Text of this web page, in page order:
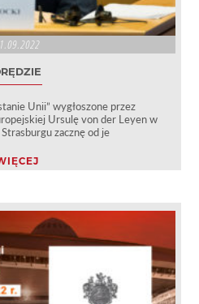
Unii” wygłoszone przez
Ursulę von der Leyen w
zacznę od je